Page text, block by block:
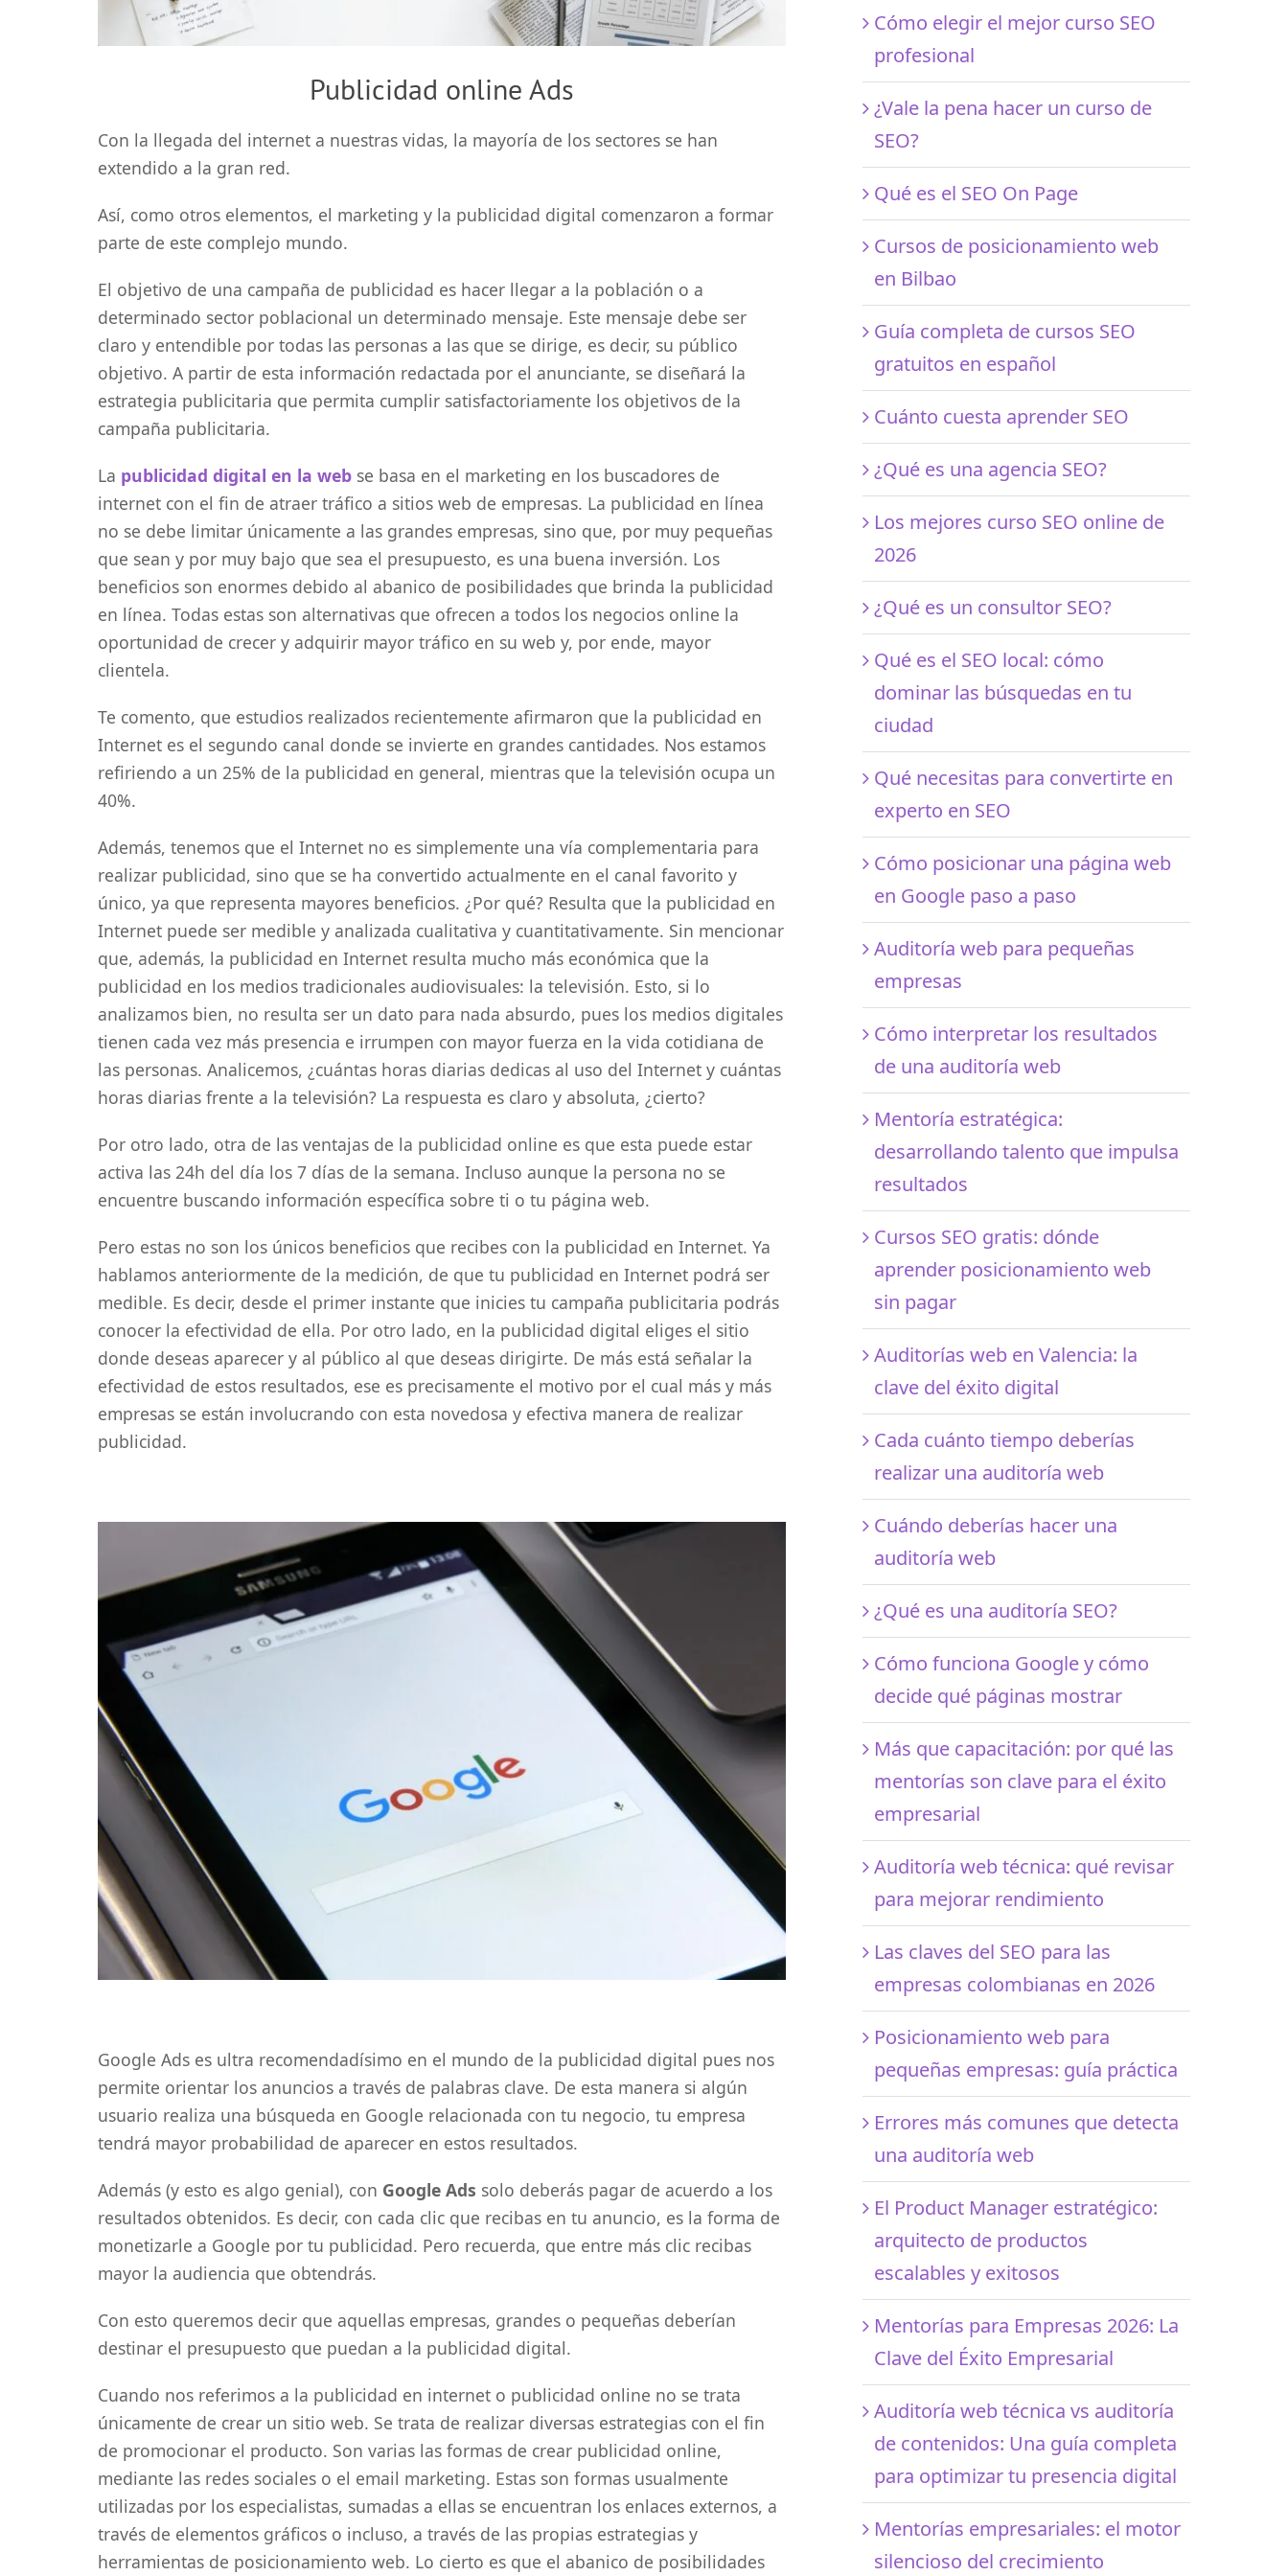
Publicidad online Ads
Con la llegada del internet a nuestras vidas, la mayoría de los sectores se han
extendido a la gran red.
Así, como otros elementos, el marketing y la publicidad digital comenzaron a formar
parte de este complejo mundo.
El objetivo de una campaña de publicidad es hacer llegar a la población o a
determinado sector poblacional un determinado mensaje. Este mensaje debe ser
claro y entendible por todas las personas a las que se dirige, es decir, su público
objetivo. A partir de esta información redactada por el anunciante, se diseñará la
estrategia publicitaria que permita cumplir satisfactoriamente los objetivos de la
campaña publicitaria.
La publicidad digital en la web se basa en el marketing en los buscadores de
internet con el fin de atraer tráfico a sitios web de empresas. La publicidad en línea
no se debe limitar únicamente a las grandes empresas, sino que, por muy pequeñas
que sean y por muy bajo que sea el presupuesto, es una buena inversión. Los
beneficios son enormes debido al abanico de posibilidades que brinda la publicidad
en línea. Todas estas son alternativas que ofrecen a todos los negocios online la
oportunidad de crecer y adquirir mayor tráfico en su web y, por ende, mayor
clientela.
Te comento, que estudios realizados recientemente afirmaron que la publicidad en
Internet es el segundo canal donde se invierte en grandes cantidades. Nos estamos
refiriendo a un 25% de la publicidad en general, mientras que la televisión ocupa un
40%.
Además, tenemos que el Internet no es simplemente una vía complementaria para
realizar publicidad, sino que se ha convertido actualmente en el canal favorito y
único, ya que representa mayores beneficios. ¿Por qué? Resulta que la publicidad en
Internet puede ser medible y analizada cualitativa y cuantitativamente. Sin mencionar
que, además, la publicidad en Internet resulta mucho más económica que la
publicidad en los medios tradicionales audiovisuales: la televisión. Esto, si lo
analizamos bien, no resulta ser un dato para nada absurdo, pues los medios digitales
tienen cada vez más presencia e irrumpen con mayor fuerza en la vida cotidiana de
las personas. Analicemos, ¿cuántas horas diarias dedicas al uso del Internet y cuántas
horas diarias frente a la televisión? La respuesta es claro y absoluta, ¿cierto?
Por otro lado, otra de las ventajas de la publicidad online es que esta puede estar
activa las 24h del día los 7 días de la semana. Incluso aunque la persona no se
encuentre buscando información específica sobre ti o tu página web.
Pero estas no son los únicos beneficios que recibes con la publicidad en Internet. Ya
hablamos anteriormente de la medición, de que tu publicidad en Internet podrá ser
medible. Es decir, desde el primer instante que inicies tu campaña publicitaria podrás
conocer la efectividad de ella. Por otro lado, en la publicidad digital eliges el sitio
donde deseas aparecer y al público al que deseas dirigirte. De más está señalar la
efectividad de estos resultados, ese es precisamente el motivo por el cual más y más
empresas se están involucrando con esta novedosa y efectiva manera de realizar
publicidad.
Google Ads es ultra recomendadísimo en el mundo de la publicidad digital pues nos
permite orientar los anuncios a través de palabras clave. De esta manera si algún
usuario realiza una búsqueda en Google relacionada con tu negocio, tu empresa
tendrá mayor probabilidad de aparecer en estos resultados.
Además (y esto es algo genial), con Google Ads solo deberás pagar de acuerdo a los
resultados obtenidos. Es decir, con cada clic que recibas en tu anuncio, es la forma de
monetizarle a Google por tu publicidad. Pero recuerda, que entre más clic recibas
mayor la audiencia que obtendrás.
Con esto queremos decir que aquellas empresas, grandes o pequeñas deberían
destinar el presupuesto que puedan a la publicidad digital.
Cuando nos referimos a la publicidad en internet o publicidad online no se trata
únicamente de crear un sitio web. Se trata de realizar diversas estrategias con el fin
de promocionar el producto. Son varias las formas de crear publicidad online,
mediante las redes sociales o el email marketing. Estas son formas usualmente
utilizadas por los especialistas, sumadas a ellas se encuentran los enlaces externos, a
través de elementos gráficos o incluso, a través de las propias estrategias y
herramientas de posicionamiento web. Lo cierto es que el abanico de posibilidades
Cómo elegir el mejor curso SEO
profesional
¿Vale la pena hacer un curso de
SEO?
Qué es el SEO On Page
Cursos de posicionamiento web
en Bilbao
Guía completa de cursos SEO
gratuitos en español
Cuánto cuesta aprender SEO
¿Qué es una agencia SEO?
Los mejores curso SEO online de
2026
¿Qué es un consultor SEO?
Qué es el SEO local: cómo
dominar las búsquedas en tu
ciudad
Qué necesitas para convertirte en
experto en SEO
Cómo posicionar una página web
en Google paso a paso
Auditoría web para pequeñas
empresas
Cómo interpretar los resultados
de una auditoría web
Mentoría estratégica:
desarrollando talento que impulsa
resultados
Cursos SEO gratis: dónde
aprender posicionamiento web
sin pagar
Auditorías web en Valencia: la
clave del éxito digital
Cada cuánto tiempo deberías
realizar una auditoría web
Cuándo deberías hacer una
auditoría web
¿Qué es una auditoría SEO?
Cómo funciona Google y cómo
decide qué páginas mostrar
Más que capacitación: por qué las
mentorías son clave para el éxito
empresarial
Auditoría web técnica: qué revisar
para mejorar rendimiento
Las claves del SEO para las
empresas colombianas en 2026
Posicionamiento web para
pequeñas empresas: guía práctica
Errores más comunes que detecta
una auditoría web
El Product Manager estratégico:
arquitecto de productos
escalables y exitosos
Mentorías para Empresas 2026: La
Clave del Éxito Empresarial
Auditoría web técnica vs auditoría
de contenidos: Una guía completa
para optimizar tu presencia digital
Mentorías empresariales: el motor
silencioso del crecimiento